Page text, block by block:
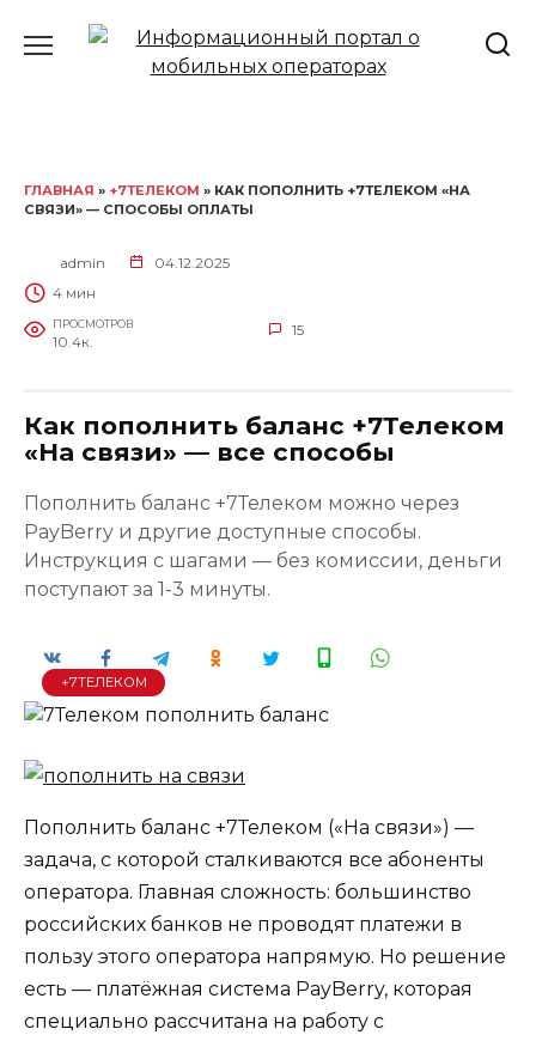
ГЛАВНАЯ » +7ТЕЛЕКОМ » КАК ПОПОЛНИТЬ +7ТЕЛЕКОМ «НА
СВЯЗИ» — СПОСОБЫ ОПЛАТЫ
admin
04.12.2025
4 мин
ПРОСМОТРОВ
10.4к.
15
Как пополнить баланс +7Телеком
«На связи» — все способы
Пополнить баланс +7Телеком можно через
PayBerry и другие доступные способы.
Инструкция с шагами — без комиссии, деньги
поступают за 1-3 минуты.
+7ТЕЛЕКОМ
Пополнить баланс +7Телеком («На связи») —
задача, с которой сталкиваются все абоненты
оператора. Главная сложность: большинство
российских банков не проводят платежи в
пользу этого оператора напрямую. Но решение
есть — платёжная система PayBerry, которая
специально рассчитана на работу с